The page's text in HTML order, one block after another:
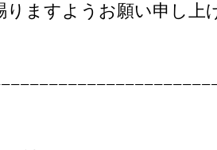
ますようお願い申し上